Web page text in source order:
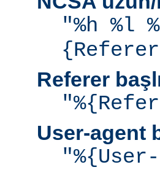
"%h %l
Referer
User-agent